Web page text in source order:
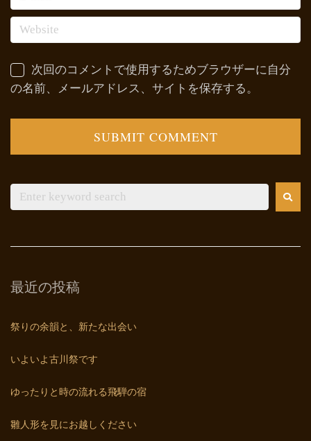
次回のコメントで使用するためブラウザーに自分
の名前、メールアドレス、サイトを保存する。
最近の投稿
祭りの余韻と、新たな出会い
いよいよ古川祭です
ゆったりと時の流れる飛騨の宿
雛人形を見にお越しください